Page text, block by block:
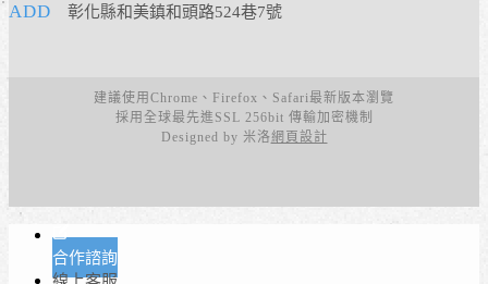
ADD 彰化縣和美鎮和頭路524巷7號
建議使用Chrome、Firefox、Safari最新版本瀏覽
採用全球最先進SSL 256bit 傳輸加密機制
Designed by 米洛網頁設計
合作諮詢